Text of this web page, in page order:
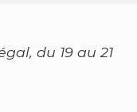
du 19 au 21